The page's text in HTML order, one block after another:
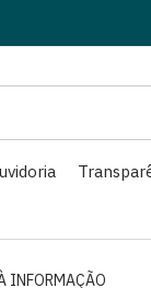
INFORMAÇÃO